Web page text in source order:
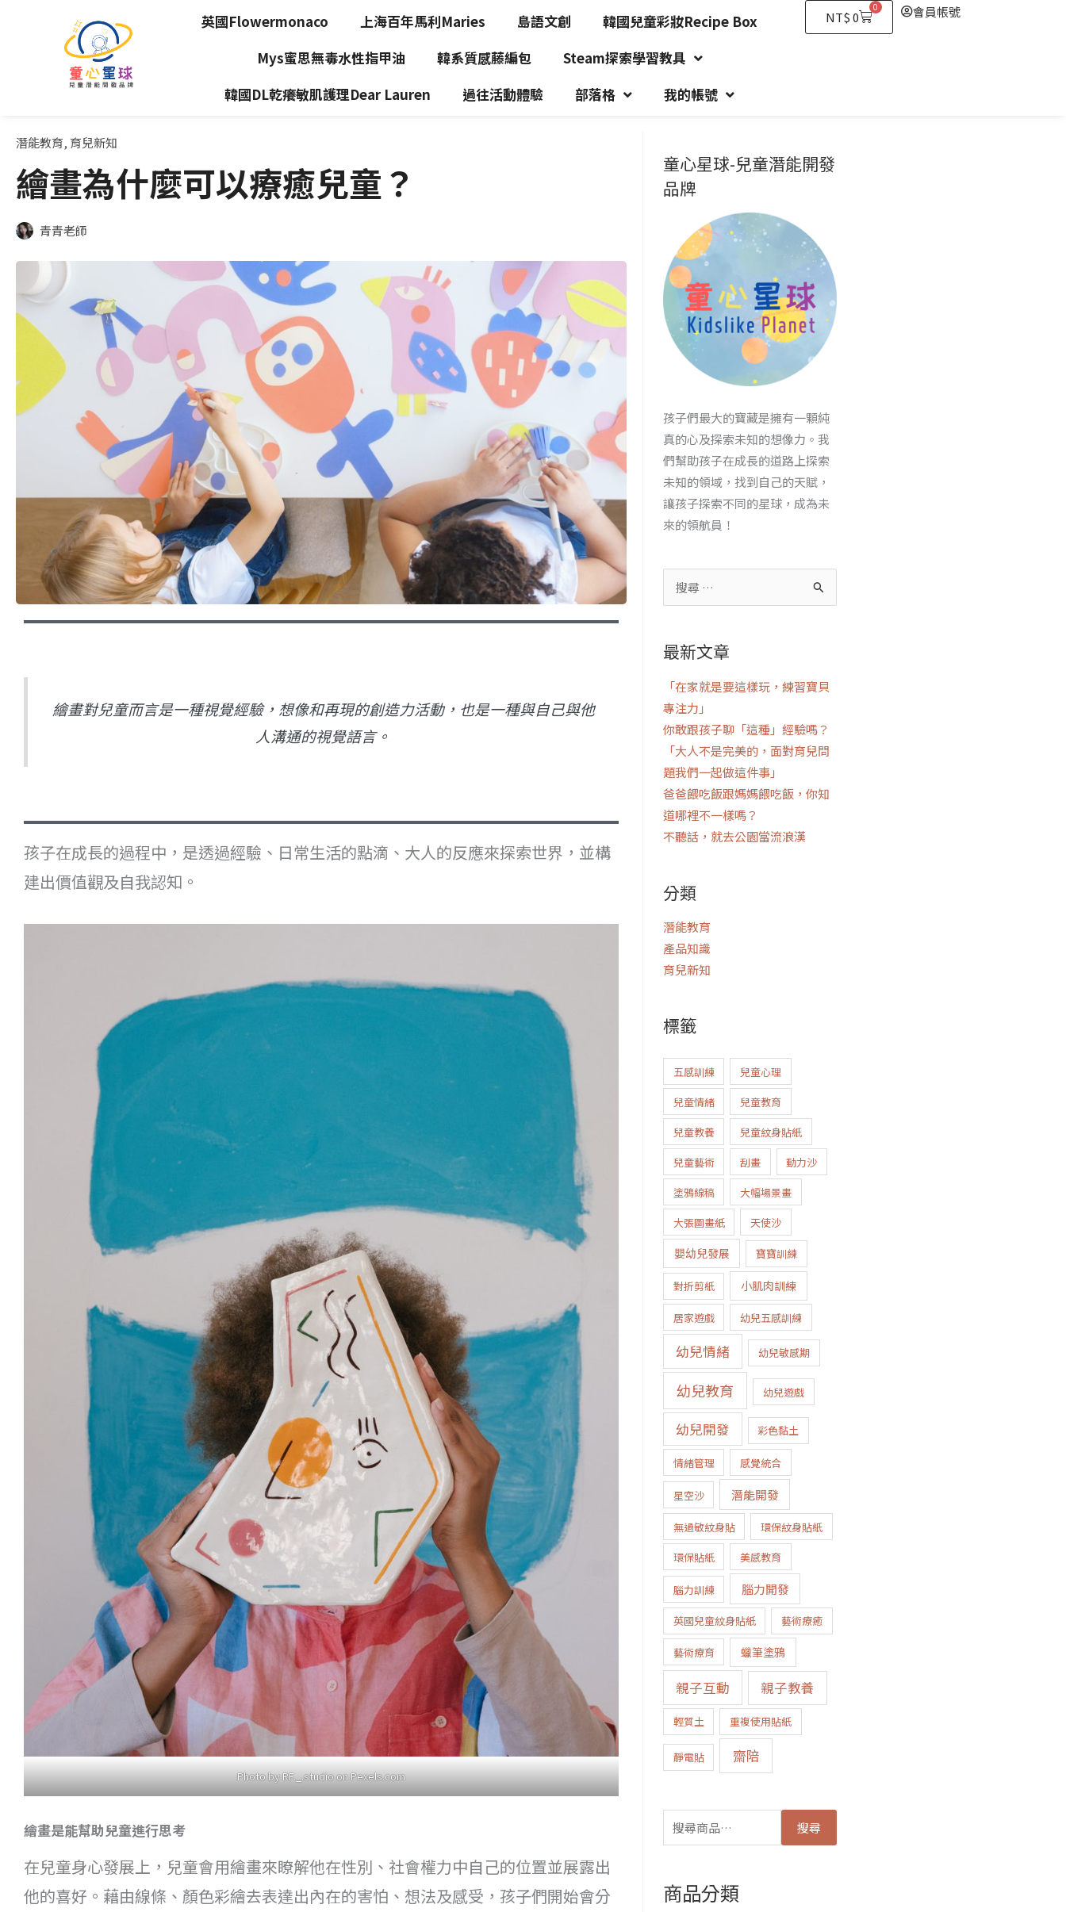
英國Flowermonaco 上海百年馬利Maries 島語文創
韓國兒童彩妝Recipe Box
Mys蜜思無毒水性指甲油
韓系質感藤編包
Steam探索學習教具
韓國DL乾癢敏肌護理Dear Lauren
過往活動體驗 部落格 我的帳號
NT$ 0
0
購
物
會員帳號
潛能教育, 育兒新知
繪畫為什麼可以療癒兒童？
青青老師
繪畫對兒童而言是一種視覺經驗，想像和再現的創造力活動，也是一種與自己與他
人溝通的視覺語言。
孩子在成長的過程中，是透過經驗、日常生活的點滴、大人的反應來探索世界，並構
建出價值觀及自我認知。
Photo by RF._.studio onPexels.com
繪畫是能幫助兒童進行思考
在兒童身心發展上，兒童會用繪畫來瞭解他在性別、社會權力中自己的位置並展露出
他的喜好。藉由線條、顏色彩繪去表達出內在的害怕、想法及感受，孩子們開始會分
童心星球-兒童潛能開發
品牌
孩子們最大的寶藏是擁有一顆純
真的心及探索未知的想像力。我
們幫助孩子在成長的道路上探索
未知的領域，找到自己的天賦，
讓孩子探索不同的星球，成為未
來的領航員！
最新文章
「在家就是要這樣玩，練習寶貝
專注力」
你敢跟孩子聊「這種」經驗嗎？
「大人不是完美的，面對育兒問
題我們一起做這件事」
爸爸餵吃飯跟媽媽餵吃飯，你知
道哪裡不一樣嗎？
不聽話，就去公園當流浪漢
分類
潛能教育
產品知識
育兒新知
標籤
五感訓練
兒童心理
兒童情緒
兒童教育
兒童教養
兒童紋身貼紙
兒童藝術
刮畫
動力沙
塗鴉線稿
大幅場景畫
大張圖畫紙
天使沙
嬰幼兒發展 寶寶訓練
對折剪紙 小肌肉訓練
居家遊戲 幼兒五感訓練
幼兒情緒 幼兒敏感期
幼兒教育 幼兒遊戲
幼兒開發 彩色黏土
情緒管理 感覺統合
星空沙 潛能開發
無過敏紋身貼
環保紋身貼紙
環保貼紙
美感教育
腦力訓練 腦力開發
英國兒童紋身貼紙 藝術療癒
藝術療育 蠟筆塗鴉
親子互動 親子教養
輕質土 重複使用貼紙
靜電貼 齋陪
搜尋
商品分類